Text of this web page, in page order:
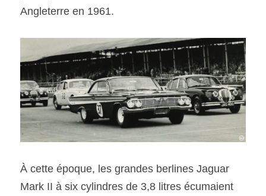
Angleterre en 1961.
À cette époque, les grandes berlines Jaguar
Mark II à six cylindres de 3,8 litres écumaient